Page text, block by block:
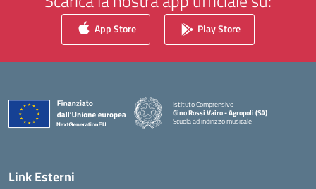
App Store Play Store
Istituto Comprensivo
Gino Rossi Vairo - Agropoli (SA)
Scuola ad indirizzo musicale
Link Esterni